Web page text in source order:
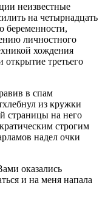
неизвестные
на четырнадцать
беременности,
личностного
хождения
открытие третьего
в спам
из кружки
страницы на него
строгим
надел очки
оказались
и на меня напала